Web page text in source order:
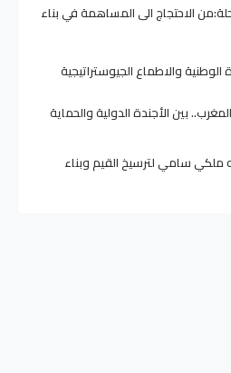
الاحتجاج الى المساهمة في بناء
الوطنية والاطماع الجيوستراتيجية
بين الأجندة الدولية والحماية
سامي لترسيخ القيم وبناء